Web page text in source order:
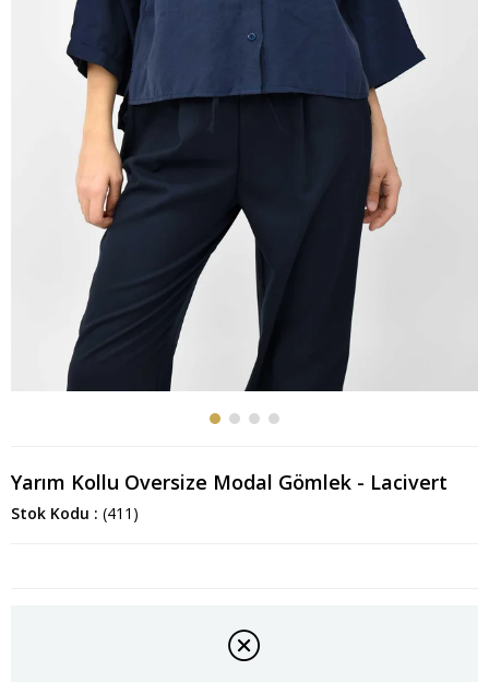
Yarım Kollu Oversize Modal Gömlek - Lacivert
Stok Kodu (411)